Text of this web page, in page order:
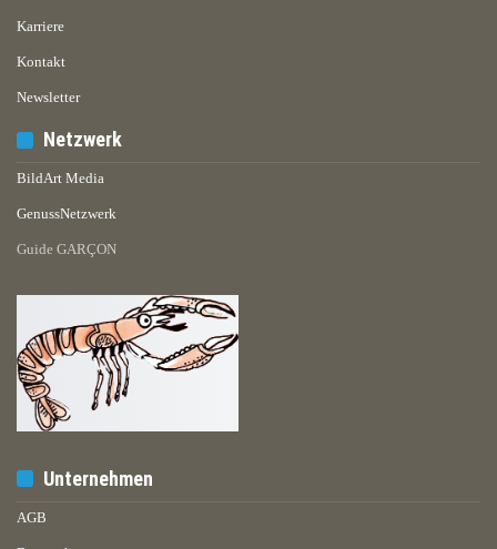
Karriere
Kontakt
Newsletter
Netzwerk
BildArt Media
GenussNetzwerk
Guide GARÇON
Unternehmen
AGB